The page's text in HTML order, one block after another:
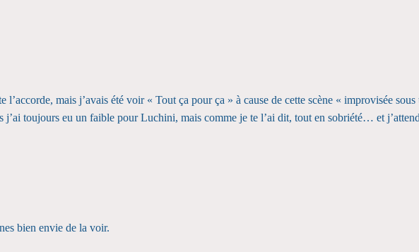
mais j’avais été voir « Tout ça pour ça » à cause de cette scène « improvisée
j’ai toujours eu un faible pour Luchini, mais comme je te l’ai dit, tout en sobriété… et
bien envie de la voir.